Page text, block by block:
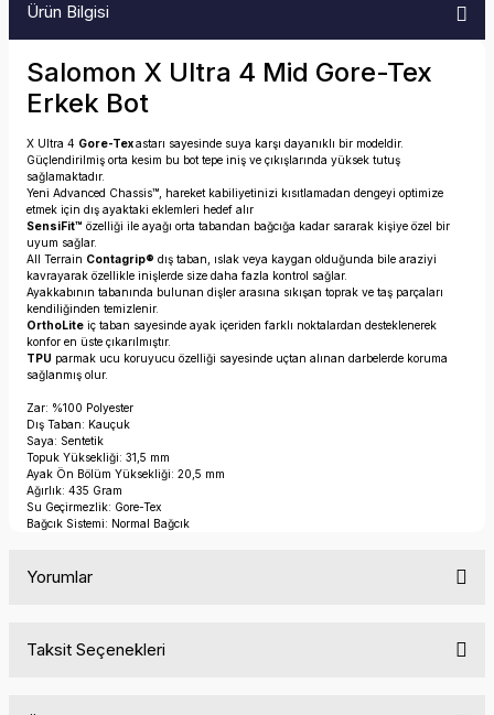
Ürün Bilgisi
Salomon X Ultra 4 Mid Gore-Tex
Erkek Bot
X Ultra 4 Gore-Texastarı sayesinde suya karşı dayanıklı bir modeldir.
Güçlendirilmiş orta kesim bu bot tepe iniş ve çıkışlarında yüksek tutuş
sağlamaktadır.
Yeni Advanced Chassis™, hareket kabiliyetinizi kısıtlamadan dengeyi optimize
etmek için dış ayaktaki eklemleri hedef alır
SensiFit™ özelliği ile ayağı orta tabandan bağcığa kadar sararak kişiye özel bir
uyum sağlar.
All Terrain Contagrip® dış taban, ıslak veya kaygan olduğunda bile araziyi
kavrayarak özellikle inişlerde size daha fazla kontrol sağlar.
Ayakkabının tabanında bulunan dişler arasına sıkışan toprak ve taş parçaları
kendiliğinden temizlenir.
OrthoLite iç taban sayesinde ayak içeriden farklı noktalardan desteklenerek
konfor en üste çıkarılmıştır.
TPU parmak ucu koruyucu özelliği sayesinde uçtan alınan darbelerde koruma
sağlanmış olur.
Zar: %100 Polyester
Dış Taban: Kauçuk
Saya: Sentetik
Topuk Yüksekliği: 31,5 mm
Ayak Ön Bölüm Yüksekliği: 20,5 mm
Ağırlık: 435 Gram
Su Geçirmezlik: Gore-Tex
Bağcık Sistemi: Normal Bağcık
Yorumlar
Taksit Seçenekleri